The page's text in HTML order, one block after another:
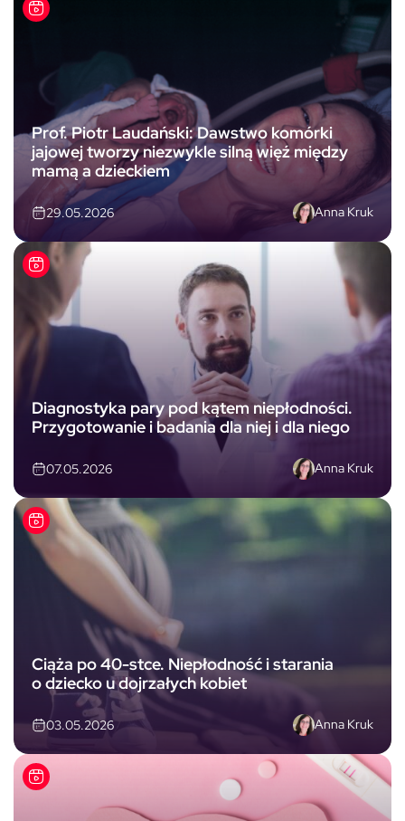
Prof. Piotr Laudański: Dawstwo komórki
jajowej tworzy niezwykle silną więź między
mamą a dzieckiem
29.05.2026 Anna Kruk
Diagnostyka pary pod kątem niepłodności.
Przygotowanie i badania dla niej i dla niego
07.05.2026 Anna Kruk
Ciąża po 40-stce. Niepłodność i starania
o dziecko u dojrzałych kobiet
03.05.2026 Anna Kruk